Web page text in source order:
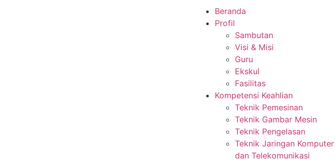
Beranda
Profil
Sambutan
Visi & Misi
Guru
Ekskul
Fasilitas
Kompetensi Keahlian
Teknik Pemesinan
Teknik Gambar Mesin
Teknik Pengelasan
Teknik Jaringan Komputer
dan Telekomunikasi